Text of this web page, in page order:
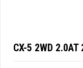
CX-5 2WD 2.0AT